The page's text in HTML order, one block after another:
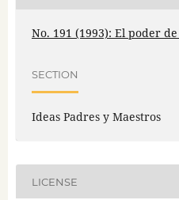
No. 191 (1993): El poder
SECTION
Ideas Padres y Maestros
LICENSE